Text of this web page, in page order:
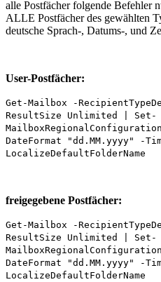
alle Postfächer folgende Befehler
ALLE Postfächer des gewählten
deutsche Sprach-, Datums-, und
User-Postfächer:
Get-Mailbox -
ResultSize Unlimited | Set-
DateFormat "dd.MM.yyyy" -
LocalizeDefaultFolderName
freigegebene Postfächer:
Get-Mailbox -
ResultSize Unlimited | Set-
DateFormat "dd.MM.yyyy" -
LocalizeDefaultFolderName